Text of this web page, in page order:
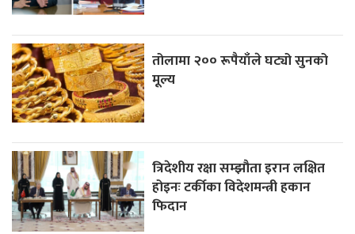
तोलामा २०० रूपैयाँले घट्यो सुनको
मूल्य
त्रिदेशीय रक्षा सम्झौता इरान लक्षित
होइनः टर्कीका विदेशमन्त्री हकान
फिदान